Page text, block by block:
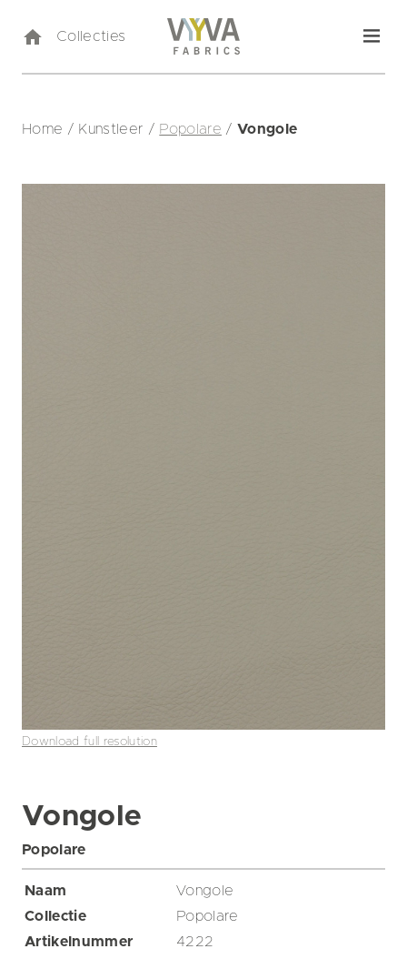
Collecties
Home / Kunstleer / Popolare / Vongole
Download full resolution
Vongole
Popolare
Naam
Vongole
Collectie
Popolare
Artikelnummer
4222